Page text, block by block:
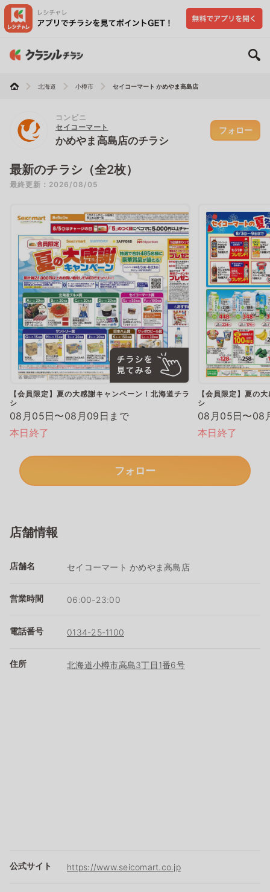
北海道 小樽市 セイコーマート かめやま高島店
コンビニ
セイコーマート
かめやま高島店のチラシ
フォロー
最新のチラシ（全2枚）
最終更新：2026/08/05
【会員限定】夏の大感謝キャンペーン！北海道チラ
シ
08月05日〜08月09日まで
本日終了
【会員限定】夏の
シ
08月05日〜08
本日終了
フォロー
店舗情報
店舗名 セイコーマート かめやま高島店
営業時間 06:00-23:00
電話番号 0134-25-1100
住所 北海道小樽市高島3丁目1番6号
公式サイト https://www.seicomart.co.jp